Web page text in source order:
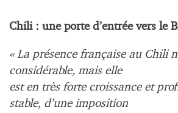
Chili : une porte d’entrée vers le
« La présence française au Chili
considérable, mais elle
est en très forte croissance et
stable, d’une imposition